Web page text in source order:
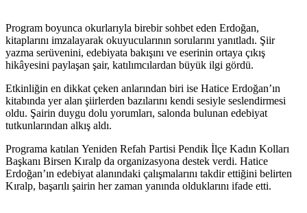
Program boyunca okurlarıyla birebir sohbet eden Erdoğan,
kitaplarını imzalayarak okuyucularının sorularını yanıtladı. Şiir
yazma serüvenini, edebiyata bakışını ve eserinin ortaya çıkış
hikâyesini paylaşan şair, katılımcılardan büyük ilgi gördü.
Etkinliğin en dikkat çeken anlarından biri ise Hatice Erdoğan’ın
kitabında yer alan şiirlerden bazılarını kendi sesiyle seslendirmesi
oldu. Şairin duygu dolu yorumları, salonda bulunan edebiyat
tutkunlarından alkış aldı.
Programa katılan Yeniden Refah Partisi Pendik İlçe Kadın Kolları
Başkanı Birsen Kıralp da organizasyona destek verdi. Hatice
Erdoğan’ın edebiyat alanındaki çalışmalarını takdir ettiğini belirten
Kıralp, başarılı şairin her zaman yanında olduklarını ifade etti.